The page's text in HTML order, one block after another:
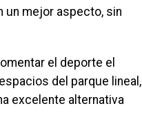
un mejor aspecto, sin
el deporte el
del parque lineal,
excelente alternativa